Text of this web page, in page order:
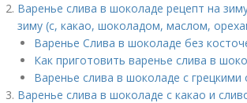
Варенье слива в шоколаде рецепт на
зиму (с, какао, шоколадом, маслом,
Варенье Слива в шоколаде без
Как приготовить варенье слива в
Варенье слива в шоколаде с грецкими
Варенье слива в шоколаде с какао и